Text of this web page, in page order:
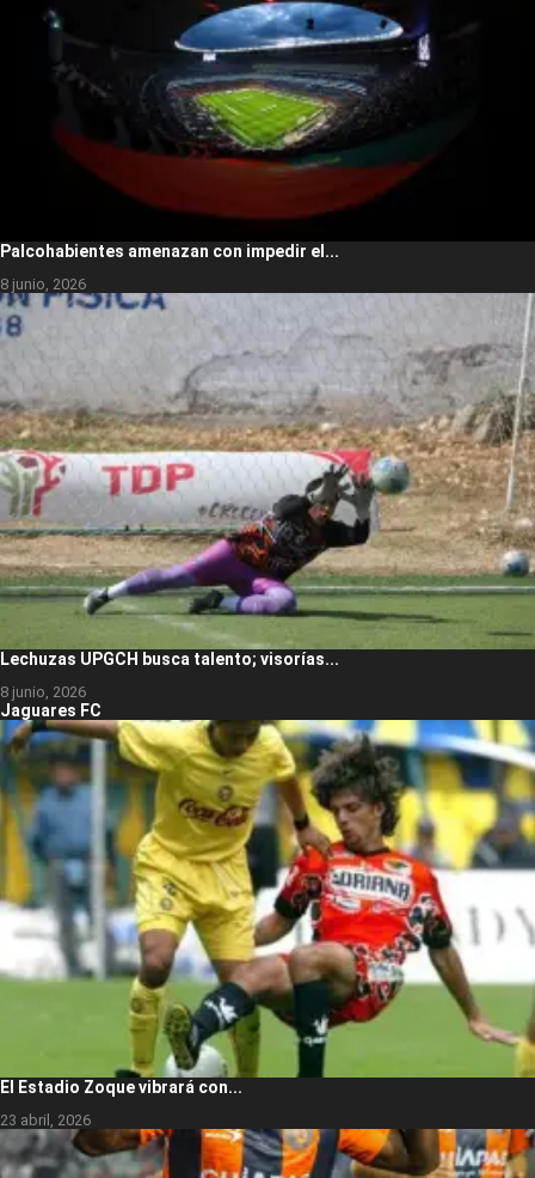
Palcohabientes amenazan con impedir el...
8 junio, 2026
Lechuzas UPGCH busca talento; visorías...
8 junio, 2026
Jaguares FC
El Estadio Zoque vibrará con...
23 abril, 2026